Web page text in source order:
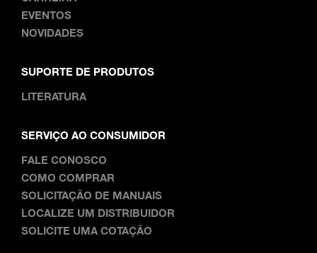
EVENTOS
NOVIDADES
SUPORTE DE PRODUTOS
LITERATURA
SERVIÇO AO CONSUMIDOR
FALE CONOSCO
COMO COMPRAR
SOLICITAÇÃO DE MANUAIS
LOCALIZE UM DISTRIBUIDOR
SOLICITE UMA COTAÇÃO